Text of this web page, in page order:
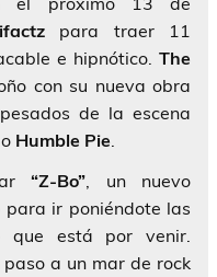
para traer 11
e hipnótico.The
con su nueva obra
de la escena
o Humble Pie
“Z-Bo” , un nuevo
ir poniéndote las
está por venir.
a un mar de rock